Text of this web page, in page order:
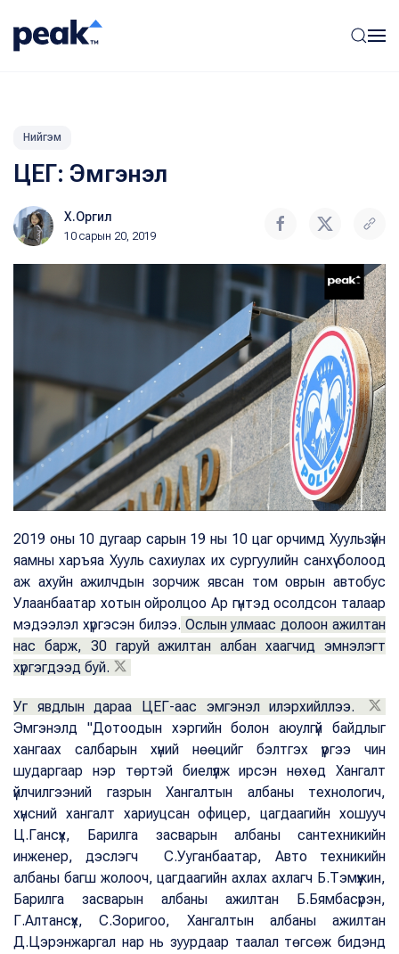
Нийгэм
ЦЕГ: Эмгэнэл
Х.Оргил
10 сарын 20, 2019
2019 оны 10 дугаар сарын 19 ны 10 цаг орчимд Хуульзүйн
яамны харъяа Хууль сахиулах их сургуулийн санхүү болоод
аж ахуйн ажилчдын зорчиж явсан том оврын автобус
Улаанбаатар хотын ойролцоо Ар гүнтэд осолдсон талаар
мэдээлэл хүргэсэн билээ. Ослын улмаас долоон ажилтан
нас барж, 30 гаруй ажилтан албан хаагчид эмнэлэгт
хүргэгдээд буй.
Уг явдлын дараа ЦЕГ-аас эмгэнэл илэрхийллээ.
Эмгэнэлд "Дотоодын хэргийн болон аюулгүй байдлыг
хангаах салбарын хүний нөөцийг бэлтгэх үүргээ чин
шударгаар нэр төртэй биелүүлж ирсэн нөхөд Хангалт
үйлчилгээний газрын Хангалтын албаны технологич,
хүнсний хангалт хариуцсан офицер, цагдаагийн хошууч
Ц.Гансүх, Барилга засварын албаны сантехникийн
инженер, дэслэгч С.Ууганбаатар, Авто техникийн
албаны багш жолооч, цагдаагийн ахлах ахлагч Б.Тэмүүжин,
Барилга засварын албаны ажилтан Б.Бямбасүрэн,
Г.Алтансүх, С.Зоригоо, Хангалтын албаны ажилтан
Д.Цэрэнжаргал нар нь зуурдаар таалал төгсөж бидэнд